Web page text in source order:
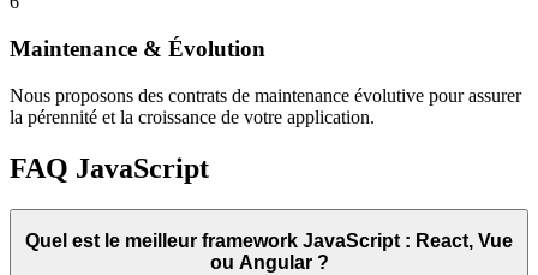
Maintenance & Évolution
Nous proposons des contrats de maintenance évolutive pour assurer
la pérennité et la croissance de votre application.
FAQ JavaScript
Quel est le meilleur framework JavaScript : React, Vue
ou Angular ?